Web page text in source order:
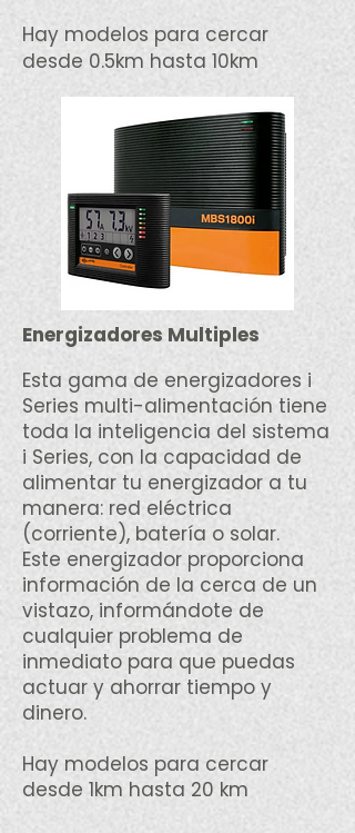
Hay modelos para cercar
desde 0.5km hasta 10km
Energizadores Multiples
Esta gama de energizadores i
Series multi-alimentación tiene
toda la inteligencia del sistema
i Series, con la capacidad de
alimentar tu energizador a tu
manera: red eléctrica
(corriente), batería o solar.
Este energizador proporciona
información de la cerca de un
vistazo, informándote de
cualquier problema de
inmediato para que puedas
actuar y ahorrar tiempo y
dinero.
Hay modelos para cercar
desde 1km hasta 20 km